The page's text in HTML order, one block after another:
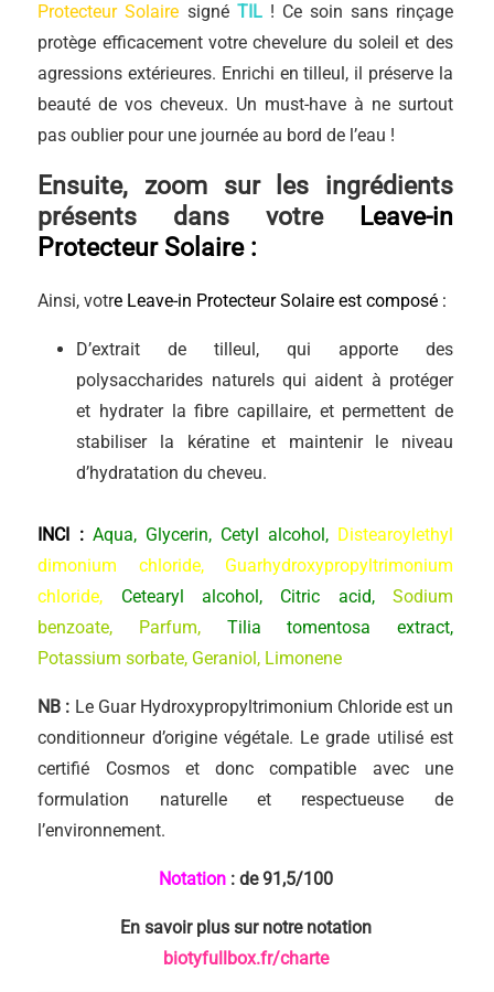
Protecteur Solaire signé TIL! Ce soin sans rinçage
protège efficacement votre chevelure du soleil et des
agressions extérieures. Enrichi en tilleul, il préserve la
beauté de vos cheveux. Un must-have à ne surtout
pas oublier pour une journée au bord de l’eau !
Ensuite, zoom sur les ingrédients
présents dans votre Leave-in
Protecteur Solaire :
Ainsi, votre Leave-in Protecteur Solaire est composé :
D’extrait de tilleul, qui apporte des
polysaccharides naturels qui aident à protéger
et hydrater la fibre capillaire, et permettent de
stabiliser la kératine et maintenir le niveau
d’hydratation du cheveu.
INCI : Aqua, Glycerin, Cetyl alcohol, Distearoylethyl
dimonium chloride, Guarhydroxypropyltrimonium
chloride,
Cetearyl alcohol, Citric acid,
Sodium
benzoate, Parfum,
Tilia tomentosa extract,
Potassium sorbate, Geraniol, Limonene
NB : Le Guar Hydroxypropyltrimonium Chloride est un
conditionneur d’origine végétale. Le grade utilisé est
certifié Cosmos et donc compatible avec une
formulation naturelle et respectueuse de
l’environnement.
Notation: de 91,5/100
En savoir plus sur notre notation
biotyfullbox.fr/charte